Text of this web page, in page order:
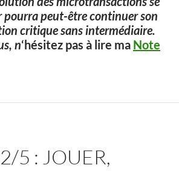
pourra peut-être continuer son
critique sans intermédiaire.
n‘hésitez pas à lire ma Note
5 : JOUER,